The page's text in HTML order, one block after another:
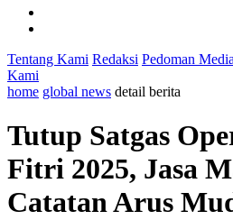
Tentang Kami Redaksi Pedoman
Kami
home global news detail berita
Tutup Satgas
Fitri 2025, Jasa
Catatan Arus